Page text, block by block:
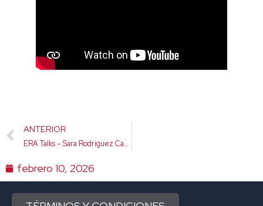
Ant
ANTERIOR
ERA Talks – Sara Rodriguez Cabrera T2#06
febrero 10, 2026